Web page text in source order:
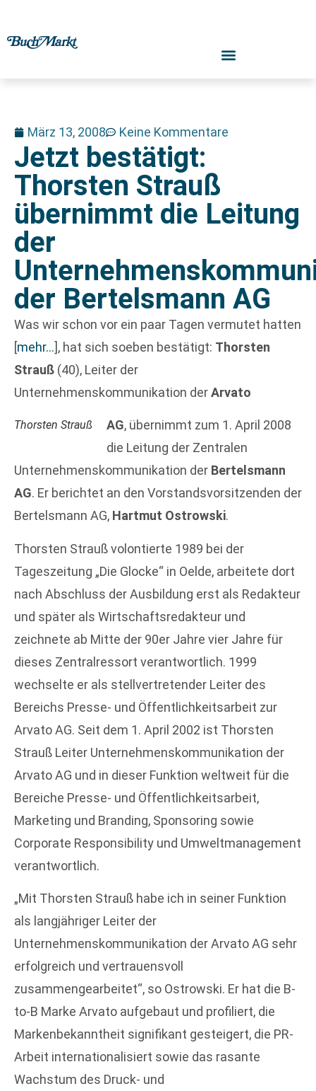
März 13, 2008 Keine Kommentare
Jetzt bestätigt:
Thorsten Strauß
übernimmt die Leitung
der
der Bertelsmann AG
Was wir schon vor ein paar Tagen vermutet hatten
[mehr…], hat sich soeben bestätigt: Thorsten
Strauß (40), Leiter der
Unternehmenskommunikation derArvato
Thorsten Strauß AG, übernimmt zum 1. April 2008
die Leitung der Zentralen
Unternehmenskommunikation der Bertelsmann
AG. Er berichtet an den Vorstandsvorsitzenden der
Bertelsmann AG, Hartmut Ostrowski.
Thorsten Strauß volontierte 1989 bei der
Tageszeitung „Die Glocke“ in Oelde, arbeitete dort
nach Abschluss der Ausbildung erst als Redakteur
und später als Wirtschaftsredakteur und
zeichnete ab Mitte der 90er Jahre vier Jahre für
dieses Zentralressort verantwortlich. 1999
wechselte er als stellvertretender Leiter des
Bereichs Presse- und Öffentlichkeitsarbeit zur
Arvato AG. Seit dem 1. April 2002 ist Thorsten
Strauß Leiter Unternehmenskommunikation der
Arvato AG und in dieser Funktion weltweit für die
Bereiche Presse- und Öffentlichkeitsarbeit,
Marketing und Branding, Sponsoring sowie
Corporate Responsibility und Umweltmanagement
verantwortlich.
„Mit Thorsten Strauß habe ich in seiner Funktion
als langjähriger Leiter der
Unternehmenskommunikation der Arvato AG sehr
erfolgreich und vertrauensvoll
zusammengearbeitet“, so Ostrowski. Er hat die B-
to-B Marke Arvato aufgebaut und profiliert, die
Markenbekanntheit signifikant gesteigert, die PR-
Arbeit internationalisiert sowie das rasante
Wachstum des Druck- und